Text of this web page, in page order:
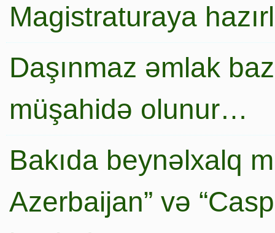
Magistraturaya
Daşınmaz əmlak
müşahidə olunur…
Bakıda beynəlxalq
Azerbaijan” və